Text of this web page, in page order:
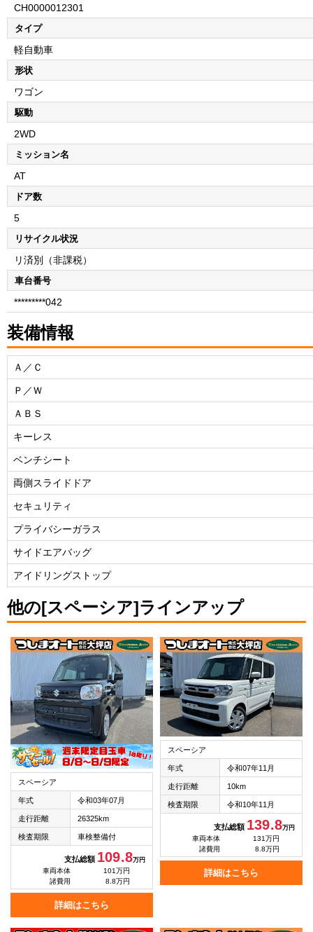
CH0000012301
タイプ
軽自動車
形状
ワゴン
駆動
2WD
ミッション名
AT
ドア数
5
リサイクル状況
リ済別（非課税）
車台番号
*********042
装備情報
Ａ／Ｃ
Ｐ／Ｗ
ＡＢＳ
キーレス
ベンチシート
両側スライドドア
セキュリティ
プライバシーガラス
サイドエアバッグ
アイドリングストップ
他の[スペーシア]ラインアップ
スペーシア
年式 令和03年07月
走行距離 26325km
検査期限 車検整備付
支払総額 109.8万円
車両本体
101万円
諸費用
8.8万円
詳細はこちら
スペーシア
年式 令和07年11月
走行距離 10km
検査期限 令和10年11月
支払総額 139.8万円
車両本体
131万円
諸費用
8.8万円
詳細はこちら